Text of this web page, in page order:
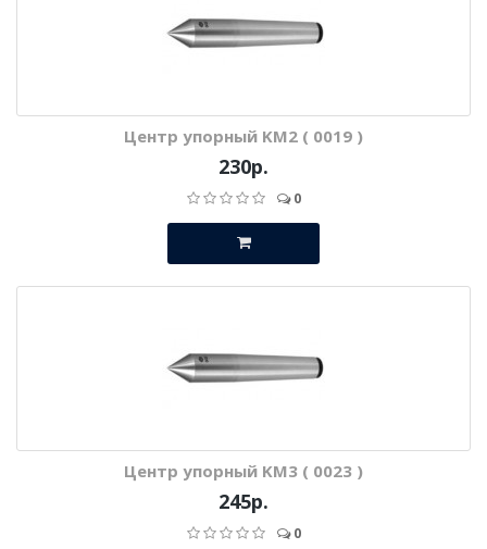
Центр упорный KM2 ( 0019 )
230р.
0
Центр упорный KM3 ( 0023 )
245р.
0